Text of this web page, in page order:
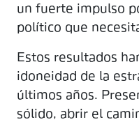
un fuerte impulso
político que
Estos resultados
idoneidad de la
últimos años.
sólido, abrir el